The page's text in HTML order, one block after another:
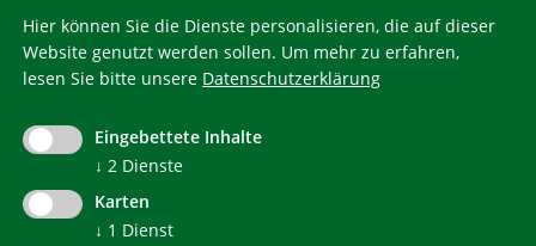
KlimaHaus ist eine eingetragene Marke. Die Nutzung muss
communication@klimahausagentur.it
© 2022 Agentur für Energie Südtirol - KlimaHaus
Hier können Sie die Dienste personalisieren, die auf dieser
Website genutzt werden sollen. Um mehr zu erfahren,
lesen Sie bitte unsere Datenschutzerklärung
Eingebettete Inhalte
↓ 2 Dienste
Karten
↓ 1 Dienst